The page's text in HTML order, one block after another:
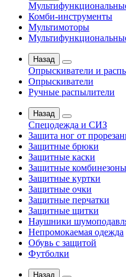
Комби-инструменты
Мультимоторы
Назад
Опрыскиватели и
Опрыскиватели
Ручные распылители
Назад
Спецодежда и СИЗ
Защита ног от
Защитные брюки
Защитные каски
Защитные комбинезоны
Защитные куртки
Защитные очки
Защитные перчатки
Защитные щитки
Наушники
Непромокаемая одежда
Обувь с защитой
Футболки
Назад